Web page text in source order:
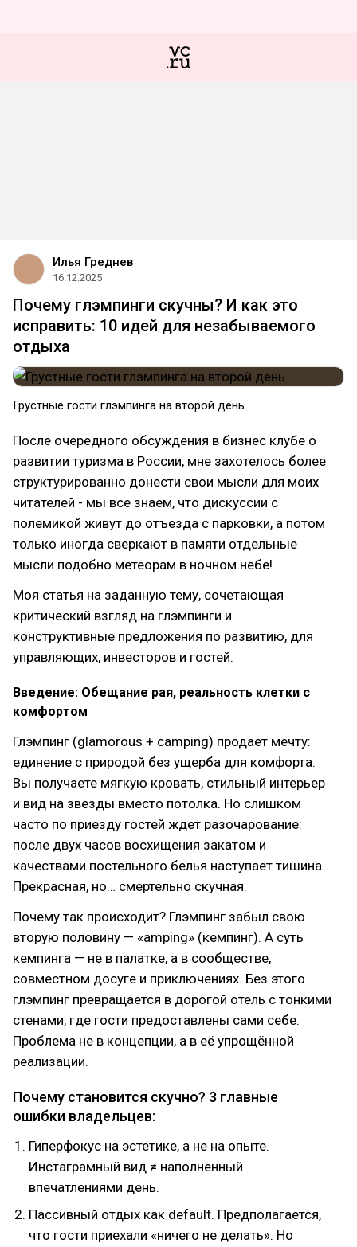
Илья Греднев
16.12.2025
Почему глэмпинги скучны? И как это
исправить: 10 идей для незабываемого
отдыха
Грустные гости глэмпинга на второй день
После очередного обсуждения в бизнес клубе о
развитии туризма в России, мне захотелось более
структурированно донести свои мысли для моих
читателей - мы все знаем, что дискуссии с
полемикой живут до отъезда с парковки, а потом
только иногда сверкают в памяти отдельные
мысли подобно метеорам в ночном небе!
Моя статья на заданную тему, сочетающая
критический взгляд на глэмпинги и
конструктивные предложения по развитию, для
управляющих, инвесторов и гостей.
Введение: Обещание рая, реальность клетки с
комфортом
Глэмпинг (glamorous + camping) продает мечту:
единение с природой без ущерба для комфорта.
Вы получаете мягкую кровать, стильный интерьер
и вид на звезды вместо потолка. Но слишком
часто по приезду гостей ждет разочарование:
после двух часов восхищения закатом и
качествами постельного белья наступает тишина.
Прекрасная, но… смертельно скучная.
Почему так происходит? Глэмпинг забыл свою
вторую половину — «amping» (кемпинг). А суть
кемпинга — не в палатке, а в сообществе,
совместном досуге и приключениях. Без этого
глэмпинг превращается в дорогой отель с тонкими
стенами, где гости предоставлены сами себе.
Проблема не в концепции, а в её упрощённой
реализации.
Почему становится скучно? 3 главные
ошибки владельцев:
Гиперфокус на эстетике, а не на опыте.
Инстаграмный вид ≠ наполненный
впечатлениями день.
Пассивный отдых как default. Предполагается,
что гости приехали «ничего не делать». Но